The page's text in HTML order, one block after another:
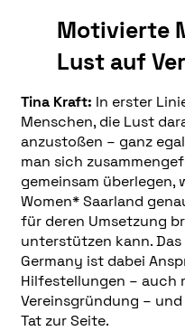
Motivierte
Lust auf
Tina Kraft: In erster
Menschen, die Lust
anzustoßen – ganz
man sich
gemeinsam überlegen,
Women* Saarland
für deren Umsetzung
unterstützen kann.
Germany ist dabei
Hilfestellungen – auch
Vereinsgründung –
Tat zur Seite.